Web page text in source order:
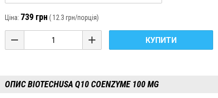
Ціна: 739 грн ( 12.3 грн/порція)
КУПИТИ
ОПИС BIOTECHUSA Q10 COENZYME 100 MG